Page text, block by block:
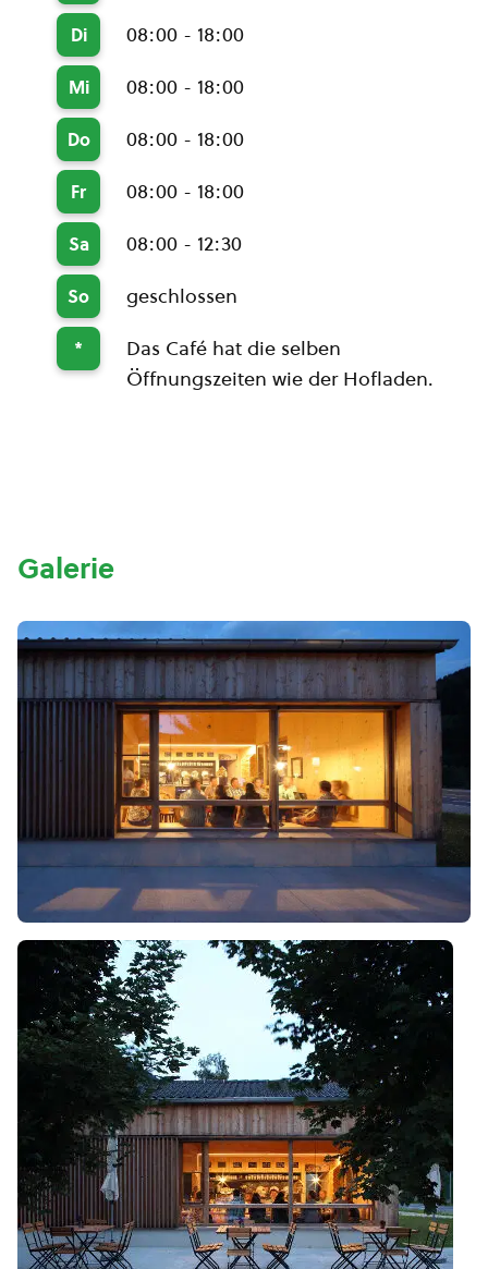
Di 08:00 - 18:00
Mi 08:00 - 18:00
Do 08:00 - 18:00
Fr 08:00 - 18:00
Sa 08:00 - 12:30
So geschlossen
*
Das Café hat die selben
Öffnungszeiten wie der Hofladen.
Galerie